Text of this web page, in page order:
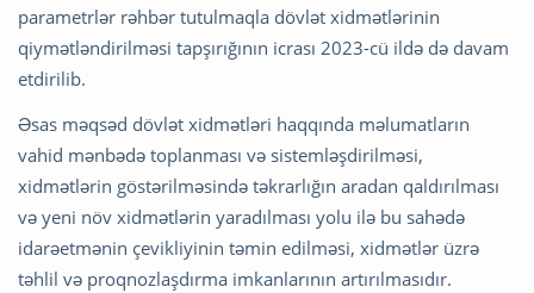
parametrlər rəhbər tutulmaqla dövlət xidmətlərinin
qiymətləndirilməsi tapşırığının icrası 2023-cü ildə də davam
etdirilib.
Əsas məqsəd dövlət xidmətləri haqqında məlumatların
vahid mənbədə toplanması və sistemləşdirilməsi,
xidmətlərin göstərilməsində təkrarlığın aradan qaldırılması
və yeni növ xidmətlərin yaradılması yolu ilə bu sahədə
idarəetmənin çevikliyinin təmin edilməsi, xidmətlər üzrə
təhlil və proqnozlaşdırma imkanlarının artırılmasıdır.